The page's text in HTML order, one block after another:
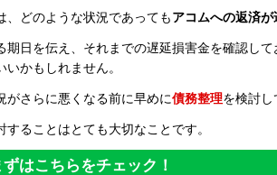
、どのような状況であってもアコムへの返済が
日を伝え、それまでの遅延損害金を確認して
かもしれません。
がさらに悪くなる前に早めに債務整理を検討し
ることはとても大切なことです。
はこちらをチェック！